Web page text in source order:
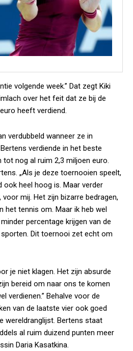
volgende week.” Dat zegt Kiki
over het feit dat ze bij de
heeft verdiend.
verdubbeld wanneer ze in
verdiende in het beste
nog al ruim 2,3 miljoen euro.
„Als je deze toernooien speelt,
ook heel hoog is. Maar verder
mij. Het zijn bizarre bedragen,
het tennis om. Maar ik heb wel
percentage krijgen van de
Dit toernooi zet echt om
je niet klagen. Het zijn absurde
bereid om naar ons te komen
verdienen.” Behalve voor de
van de laatste vier ook goed
wereldranglijst. Bertens staat
al ruim duizend punten meer
Daria Kasatkina.